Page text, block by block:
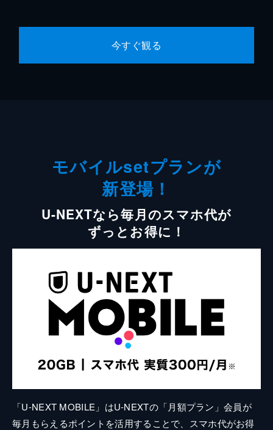
今すぐ観る
モバイルsetプランが
新登場！
U-NEXTなら毎月のスマホ代が
ずっとお得に！
「U-NEXT MOBILE」はU-NEXTの「月額プラン」会員が
毎月もらえるポイントを活用することで、スマホ代がお得